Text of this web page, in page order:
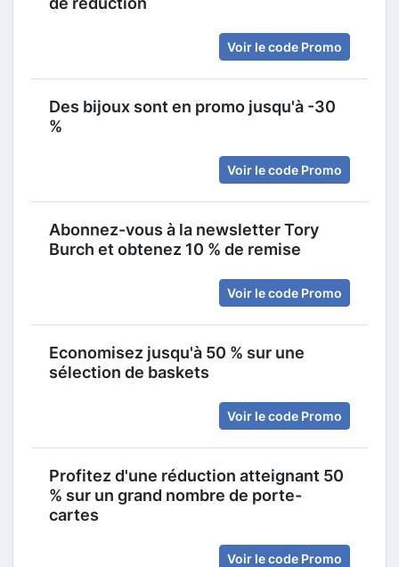
Voir le code Promo
Des bijoux sont en promo jusqu'à -30
%
Voir le code Promo
Abonnez-vous à la newsletter Tory
Burch et obtenez 10 % de remise
Voir le code Promo
Economisez jusqu'à 50 % sur une
sélection de baskets
Voir le code Promo
Profitez d'une réduction atteignant 50
% sur un grand nombre de porte-
cartes
Voir le code Promo